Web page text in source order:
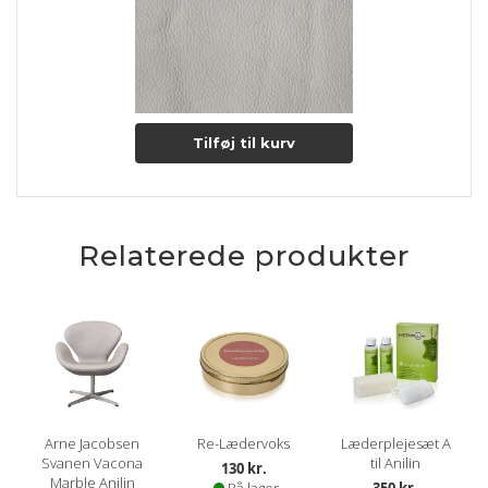
Tilføj til kurv
Relaterede produkter
Arne Jacobsen
Svanen Vacona
Marble Anilin
Re-Lædervoks
130 kr.
Læderplejesæt A
til Anilin